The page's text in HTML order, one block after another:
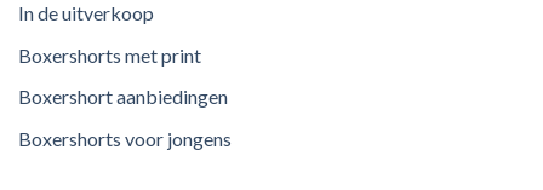
In de uitverkoop
Boxershorts met print
Boxershort aanbiedingen
Boxershorts voor jongens